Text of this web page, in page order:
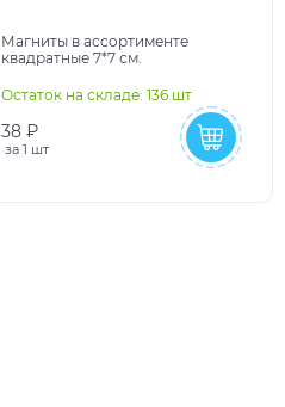
Магниты в ассортименте
квадратные 7*7 см.
Остаток на складе: 136 шт
38 ₽
за 1 шт